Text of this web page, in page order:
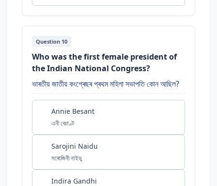
Question 10
Who was the first female president of
the Indian National Congress?
ভাৰতীয় জাতীয় কংগ্ৰেছৰ প্ৰথম মহিলা সভাপতি কোন আছিল?
Annie Besant
এনী বেচাণ্ট
Sarojini Naidu
সৰোজিনী নাইডু
Indira Gandhi